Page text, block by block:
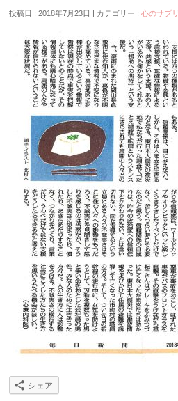
投稿日 : 2018年7月23日 | カテゴリー :心のサプリ
シェア